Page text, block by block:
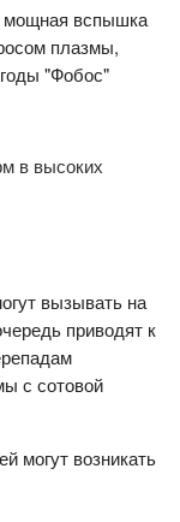
мощная вспышка
плазмы,
"Фобос"
в высоких
вызывать на
приводят к
с сотовой
могут возникать